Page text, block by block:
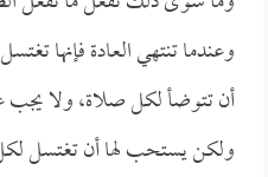
وعندما تنتهي العادة فإنها
أن تتوضأ لكل صلاة، ولا يجب
ولكن يستحب لها أن تغتسل